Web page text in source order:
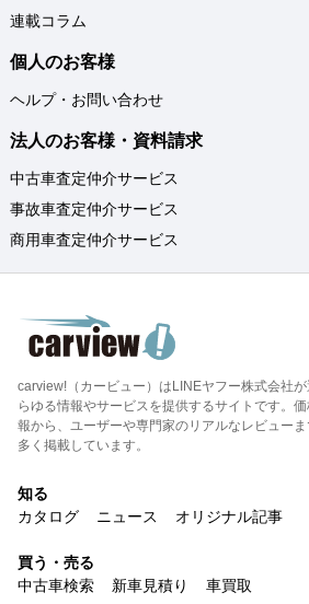
連載コラム
個人のお客様
ヘルプ・お問い合わせ
法人のお客様・資料請求
中古車査定仲介サービス
事故車査定仲介サービス
商用車査定仲介サービス
carview!（カービュー）はLINEヤフー株式会社
らゆる情報やサービスを提供するサイトです。
報から、ユーザーや専門家のリアルなレビュー
多く掲載しています。
知る
カタログ
ニュース オリジナル記事
買う・売る
中古車検索
新車見積り 車買取